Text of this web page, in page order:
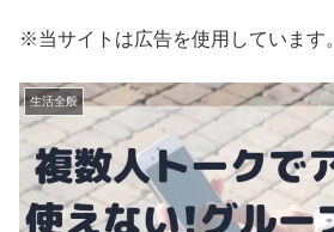
※当サイトは広告を使用しています。
生活全般